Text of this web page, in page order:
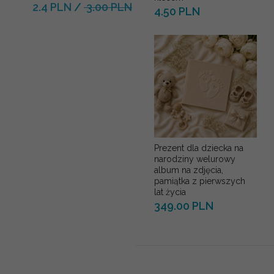
2.4 PLN / 3.00 PLN 4.50 PLN
Prezent dla dziecka na
narodziny welurowy
album na zdjęcia,
pamiątka z pierwszych
lat życia
349.00 PLN